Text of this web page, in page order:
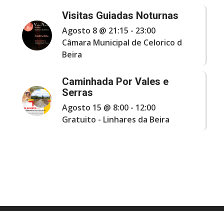
Visitas Guiadas Noturnas
Agosto 8 @ 21:15 - 23:00
Câmara Municipal de Celorico d
Beira
Caminhada Por Vales e
Serras
Agosto 15 @ 8:00- 12:00
Gratuito - Linhares da Beira